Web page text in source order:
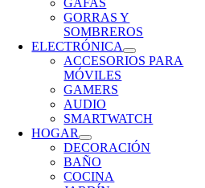
GAFAS
GORRAS Y
SOMBREROS
ELECTRÓNICA
ACCESORIOS PARA
MÓVILES
GAMERS
AUDIO
SMARTWATCH
HOGAR
DECORACIÓN
BAÑO
COCINA